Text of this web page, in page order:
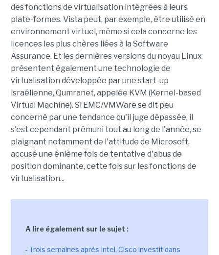
des fonctions de virtualisation intégrées à leurs
plate-formes. Vista peut, par exemple, être utilisé en
environnement virtuel, même si cela concerne les
licences les plus chères liées à la Software
Assurance. Et les dernières versions du noyau Linux
présentent également une technologie de
virtualisation développée par une start-up
israélienne, Qumranet, appelée KVM (Kernel-based
Virtual Machine). Si EMC/VMWare se dit peu
concerné par une tendance qu'il juge dépassée, il
s'est cependant prémuni tout au long de l'année, se
plaignant notamment de l'attitude de Microsoft,
accusé une énième fois de tentative d'abus de
position dominante, cette fois sur les fonctions de
virtualisation...
A lire également sur le sujet :
- Trois semaines après Intel, Cisco investit dans